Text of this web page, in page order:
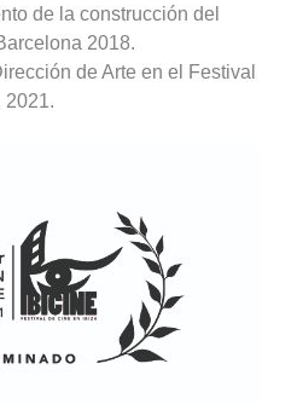
de la construcción del
2018.
de Arte en el Festival
2021.